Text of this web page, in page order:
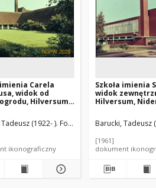
Marinus (1884-1974). Architekt
imienia Carela
widok od
Hilversum,
(1922- ). Fotograf
Dudok, Willem
ikonograficzny
Szkoła imienia
widok
Hilversum,
Barucki, Tadeusz
[1961]
dokument